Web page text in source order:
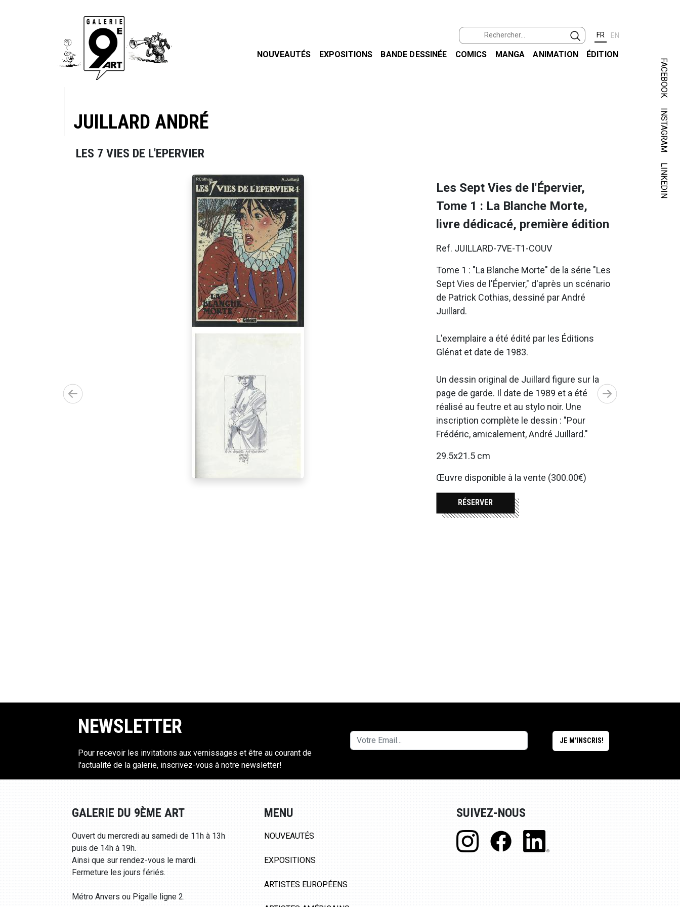
FR EN
NOUVEAUTÉS EXPOSITIONS BANDE DESSINÉE COMICS MANGA ANIMATION ÉDITION
FACEBOOK
INSTAGRAM
LINKEDIN
JUILLARD ANDRÉ
LES 7 VIES DE L'EPERVIER
Les Sept Vies de l'Épervier,
Tome 1 : La Blanche Morte,
livre dédicacé, première édition
Ref. JUILLARD-7VE-T1-COUV
Tome 1 : "La Blanche Morte" de la série "Les
Sept Vies de l'Épervier," d'après un scénario
de Patrick Cothias, dessiné par André
Juillard.
L'exemplaire a été édité par les Éditions
Glénat et date de 1983.
Un dessin original de Juillard figure sur la
page de garde. Il date de 1989 et a été
réalisé au feutre et au stylo noir. Une
inscription complète le dessin : "Pour
Frédéric, amicalement, André Juillard."
29.5x21.5 cm
Œuvre disponible à la vente (300.00€)
RÉSERVER
ARNO
NEWSLETTER
Pour recevoir les invitations aux vernissages et être au courant de
l'actualité de la galerie, inscrivez-vous à notre newsletter!
GALERIE DU 9ÈME ART
Ouvert du mercredi au samedi de 11h à 13h
puis de 14h à 19h.
Ainsi que sur rendez-vous le mardi.
Fermeture les jours fériés.
Métro Anvers ou Pigalle ligne 2.
MENU
NOUVEAUTÉS
EXPOSITIONS
ARTISTES EUROPÉENS
SUIVEZ-NOUS